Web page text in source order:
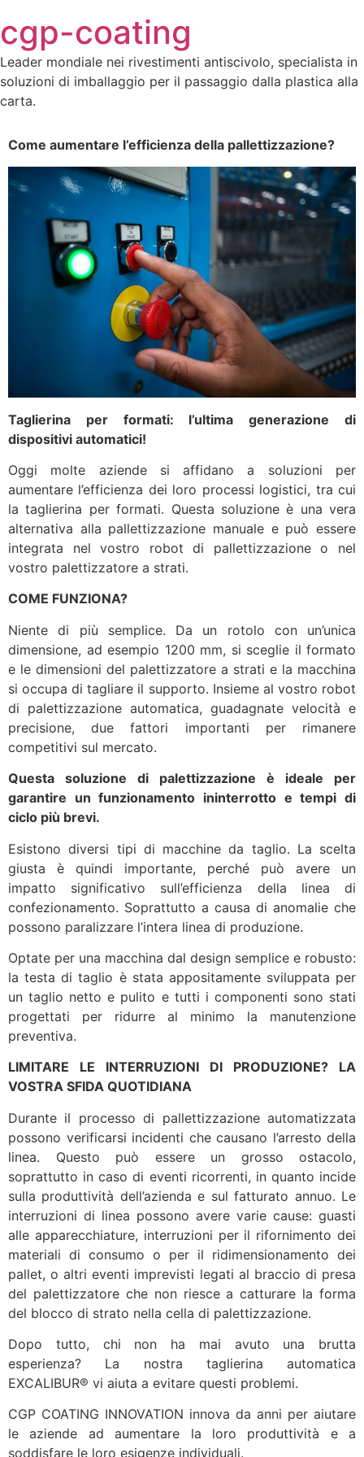
to
content
cgp-coating
Leader mondiale nei rivestimenti antiscivolo, specialista in
soluzioni di imballaggio per il passaggio dalla plastica alla
carta.
Come aumentare l’efficienza della pallettizzazione?
Taglierina per formati: l’ultima generazione di
dispositivi automatici!
Oggi molte aziende si affidano a soluzioni per
aumentare l’efficienza dei loro processi logistici, tra cui
la taglierina per formati. Questa soluzione è una vera
alternativa alla pallettizzazione manuale e può essere
integrata nel vostro robot di pallettizzazione o nel
vostro palettizzatore a strati.
COME FUNZIONA?
Niente di più semplice. Da un rotolo con un’unica
dimensione, ad esempio 1200 mm, si sceglie il formato
e le dimensioni del palettizzatore a strati e la macchina
si occupa di tagliare il supporto. Insieme al vostro robot
di palettizzazione automatica, guadagnate velocità e
precisione, due fattori importanti per rimanere
competitivi sul mercato.
Questa soluzione di palettizzazione è ideale per
garantire un funzionamento ininterrotto e tempi di
ciclo più brevi.
Esistono diversi tipi di macchine da taglio. La scelta
giusta è quindi importante, perché può avere un
impatto significativo sull’efficienza della linea di
confezionamento. Soprattutto a causa di anomalie che
possono paralizzare l’intera linea di produzione.
Optate per una macchina dal design semplice e robusto:
la testa di taglio è stata appositamente sviluppata per
un taglio netto e pulito e tutti i componenti sono stati
progettati per ridurre al minimo la manutenzione
preventiva.
LIMITARE LE INTERRUZIONI DI PRODUZIONE? LA
VOSTRA SFIDA QUOTIDIANA
Durante il processo di pallettizzazione automatizzata
possono verificarsi incidenti che causano l’arresto della
linea. Questo può essere un grosso ostacolo,
soprattutto in caso di eventi ricorrenti, in quanto incide
sulla produttività dell’azienda e sul fatturato annuo. Le
interruzioni di linea possono avere varie cause: guasti
alle apparecchiature, interruzioni per il rifornimento dei
materiali di consumo o per il ridimensionamento dei
pallet, o altri eventi imprevisti legati al braccio di presa
del palettizzatore che non riesce a catturare la forma
del blocco di strato nella cella di palettizzazione.
Dopo tutto, chi non ha mai avuto una brutta
esperienza? La nostra taglierina automatica
EXCALIBUR® vi aiuta a evitare questi problemi.
CGP COATING INNOVATION innova da anni per aiutare
le aziende ad aumentare la loro produttività e a
soddisfare le loro esigenze individuali.